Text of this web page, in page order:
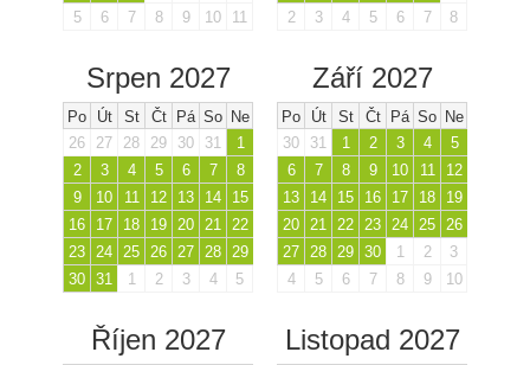
5
6 7 8 9 10 11
2
3 4 5 6 7 8
Srpen 2027
Po Út St Čt Pá So Ne
26
27 28 29 30 31
1
2
3 4 5 6 7
8
9
10 11 12 13 14
15
16
17 18 19 20 21 22
23 24 25 26 27 28 29
30 31 1 2 3 4 5
Září 2027
Po Út St Čt Pá So Ne
30
31 1 2 3 4
5
6
7 8 9 10 11
12
13
14 15 16 17 18
19
20 21 22 23 24 25 26
27 28 29 30 1 2
3
4
5 6 7 8 9 10
Říjen 2027 Listopad 2027